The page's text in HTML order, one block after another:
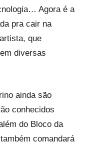
Agora é a
pra cair na
que
diversas
ainda são
conhecidos
do Bloco da
comandará